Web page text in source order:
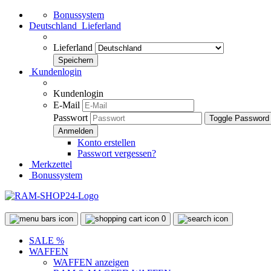
Bonussystem
Deutschland Lieferland
Lieferland
Kundenlogin
Kundenlogin
E-Mail
Passwort
Toggle
Konto erstellen
Passwort vergessen?
Merkzettel
Bonussystem
0
SALE %
WAFFEN
WAFFEN anzeigen